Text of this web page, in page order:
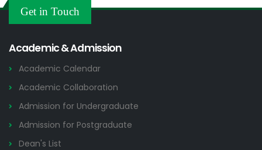
2026
Others
Get in Touch
Academic & Admission
Academic Calendar
Academic Collaboration
Admission for Undergraduate
Admission for Postgraduate
Dean's List